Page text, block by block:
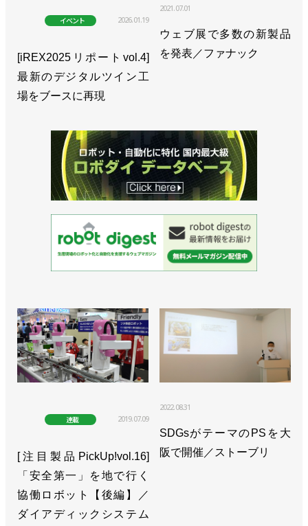
イベント 2026.01.19
[iREX2025リポートvol.4]
最新のデジタルツイン工
場をブースに再現
2021.07.01
ウェブ展で多数の新製品
を発表／ファナック
連載 2019.07.09
[注目製品PickUp!vol.16]
「安全第一」を地で行く
協働ロボット【後編】／
ダイアディックシステム
2022.08.31
SDGsがテーマのPSを大
阪で開催／ストーブリ